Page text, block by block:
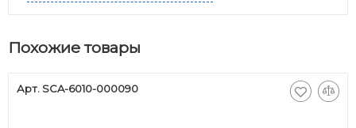
Похожие товары
Арт. SCA-6010-000090